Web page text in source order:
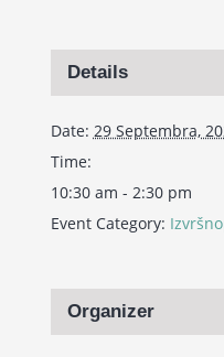
Details
Date: 29 Septembra,
Time:
10:30 am - 2:30 pm
Event Category:
Organizer